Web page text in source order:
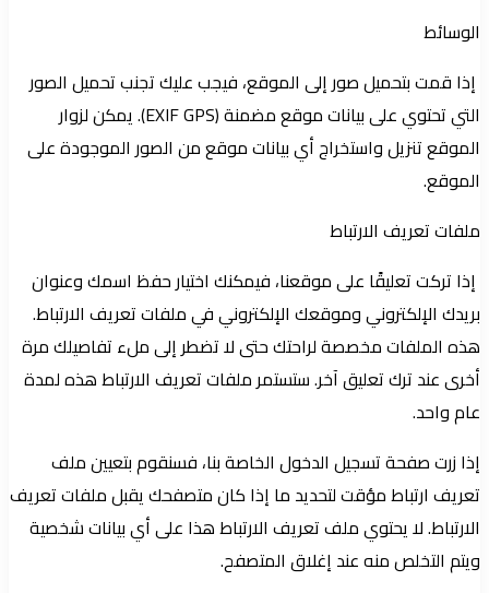
الوسائط
إذا قمت بتحميل صور إلى الموقع، فيجب عليك تجنب تحميل الصور
التي تحتوي على بيانات موقع مضمنة (EXIF GPS). يمكن لزوار
الموقع تنزيل واستخراج أي بيانات موقع من الصور الموجودة على
الموقع.
ملفات تعريف الارتباط
إذا تركت تعليقًا على موقعنا، فيمكنك اختيار حفظ اسمك وعنوان
بريدك الإلكتروني وموقعك الإلكتروني في ملفات تعريف الارتباط.
هذه الملفات مخصصة لراحتك حتى لا تضطر إلى ملء تفاصيلك مرة
أخرى عند ترك تعليق آخر. ستستمر ملفات تعريف الارتباط هذه لمدة
عام واحد.
إذا زرت صفحة تسجيل الدخول الخاصة بنا، فسنقوم بتعيين ملف
تعريف ارتباط مؤقت لتحديد ما إذا كان متصفحك يقبل ملفات تعريف
الارتباط. لا يحتوي ملف تعريف الارتباط هذا على أي بيانات شخصية
ويتم التخلص منه عند إغلاق المتصفح.